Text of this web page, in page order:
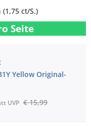
(1,75 ct/S.)
Seite
Yellow Original-
UVP € 15,99